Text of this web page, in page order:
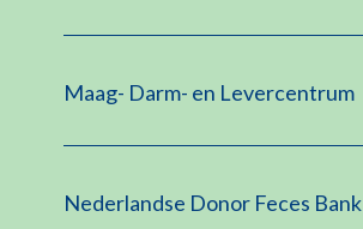
Maag- Darm- en Levercentrum
Nederlandse Donor Feces Bank